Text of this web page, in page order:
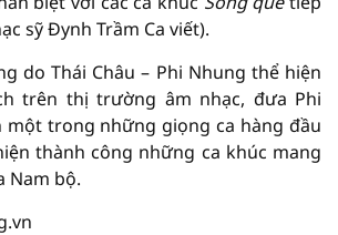
sỹ Đynh Trầm Ca viết).
do Thái Châu – Phi Nhung thể hiện
trên thị trường âm nhạc, đưa Phi
trong những giọng ca hàng đầu
thành công những ca khúc mang
Nam bộ.